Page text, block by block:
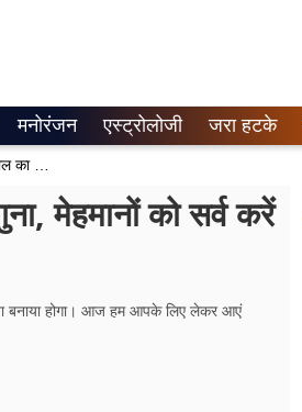
मनोरंजन एस्ट्रोलोजी जरा हटके
मेहमानों को सर्व करें
बनाया होगा। आज हम आपके लिए लेकर आएं